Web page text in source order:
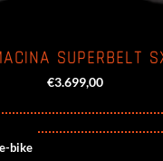
SUPERBELT
€3.699,00
bike